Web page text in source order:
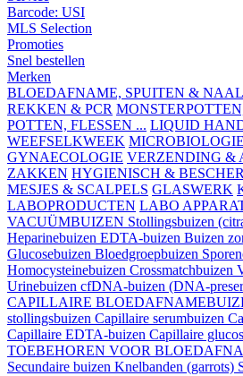
Barcode: USI
MLS Selection
Promoties
Snel bestellen
Merken
BLOEDAFNAME, SPUITEN &
REKKEN & PCR
POTTEN, FLESSEN ... LIQUID
WEEFSELKWEEK MICROBIOLOGIE
GYNAECOLOGIE VERZENDING &
ZAKKEN HYGIENISCH &
MESJES & SCALPELS GLASWERK
LABOPRODUCTEN LABO
VACUÜMBUIZEN Stollingsbuizen
Heparinebuizen EDTA-buizen Buizen
Glucosebuizen Bloedgroepbuizen
Homocysteinebuizen Crossmatchbuizen
Urinebuizen cfDNA-buizen (DNA-
CAPILLAIRE
stollingsbuizen Capillaire serumbuizen
Capillaire EDTA-buizen Capillaire
TOEBEHOREN VOOR
Secundaire buizen Knelbanden (garrots)